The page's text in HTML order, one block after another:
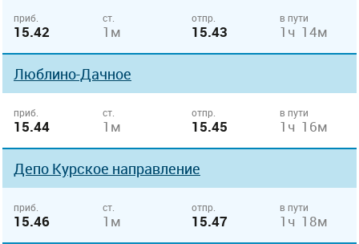
приб.
15.42
ст.
1м
отпр.
15.43
в пути
1ч 14м
Люблино-Дачное
приб.
15.44
ст.
1м
отпр.
15.45
в пути
1ч 16м
Депо Курcкое направление
приб.
15.46
ст.
1м
отпр.
15.47
в пути
1ч 18м